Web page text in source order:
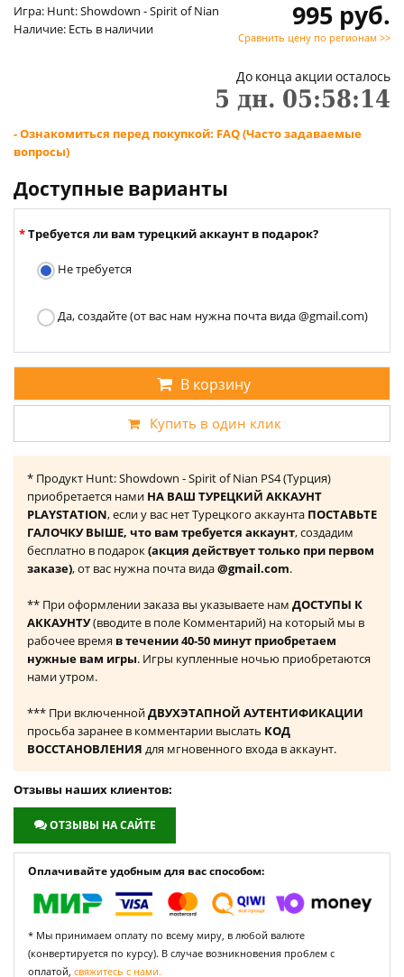
Игра: Hunt: Showdown - Spirit of Nian
Наличие: Есть в наличии
995 руб.
Сравнить цену по регионам >>
До конца акции осталось
5 дн. 05:58:13
- Ознакомиться перед покупкой: FAQ (Часто задаваемые
вопросы)
Доступные варианты
Требуется ли вам турецкий аккаунт в подарок?
Не требуется
Да, создайте (от вас нам нужна почта вида @gmail.com)
В корзину
Купить в один клик
* Продукт Hunt: Showdown - Spirit of Nian PS4 (Турция)
приобретается нами НА ВАШ ТУРЕЦКИЙ АККАУНТ
PLAYSTATION, если у вас нет Турецкого аккаунта ПОСТАВЬТЕ
ГАЛОЧКУ ВЫШЕ, что вам требуется аккаунт, создадим
бесплатно в подарок(акция действует только при первом
заказе), от вас нужна почта вида@gmail.com.
** При оформлении заказа вы указываете нам ДОСТУПЫ К
АККАУНТУ(вводите в поле Комментарий) на который мы в
рабочее время в течении 40-50 минут приобретаем
нужные вам игры. Игры купленные ночью приобретаются
нами утром.
*** При включеннойДВУХЭТАПНОЙ АУТЕНТИФИКАЦИИ
просьба заранее в комментарии выслать КОД
ВОССТАНОВЛЕНИЯ для мгновенного входа в аккаунт.
Отзывы наших клиентов:
ОТЗЫВЫ НА САЙТЕ
Оплачивайте удобным для вас способом:
* Мы принимаем оплату по всему миру, в любой валюте
(конвертируется по курсу). В случае возникновения проблем с
оплатой, свяжитесь с нами.